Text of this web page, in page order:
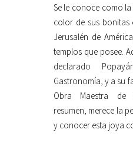
Se le conoce como
color de sus bonitas
Jerusalén de
templos que posee.
declarado
Gastronomía, y a su
Obra Maestra de
resumen, merece la
y conocer esta joya